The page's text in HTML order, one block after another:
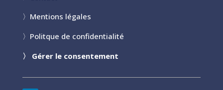
〉 Mentions légales
〉 Politque de confidentialité
〉 Gérer le consentement